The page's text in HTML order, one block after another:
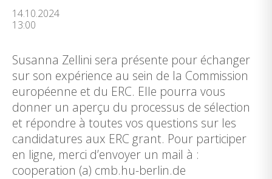
14.10.2024
13:00
Susanna Zellini sera présente pour échanger
sur son expérience au sein de la Commission
européenne et du ERC. Elle pourra vous
donner un aperçu du processus de sélection
et répondre à toutes vos questions sur les
candidatures aux ERC grant. Pour participer
en ligne, merci d’envoyer un mail à :
cooperation (a) cmb.hu-berlin.de